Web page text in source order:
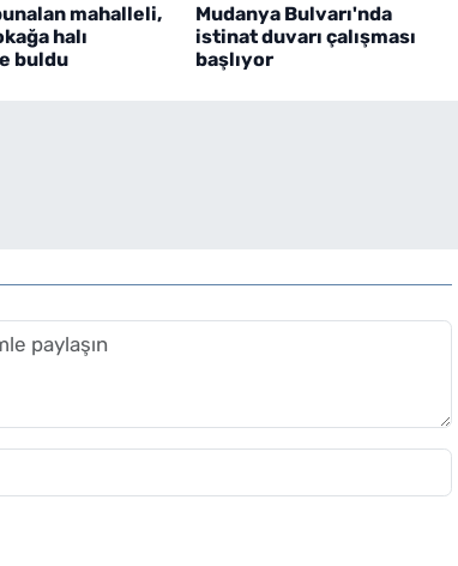
mahalleli,
halı
buldu
Mudanya Bulvarı'nda
istinat duvarı çalışması
başlıyor